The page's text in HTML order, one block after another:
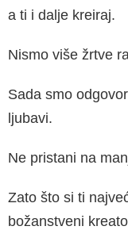
a ti i dalje kreiraj.
Nismo više žrtve
Sada smo
ljubavi.
Ne pristani na
Zato što si ti
božanstveni